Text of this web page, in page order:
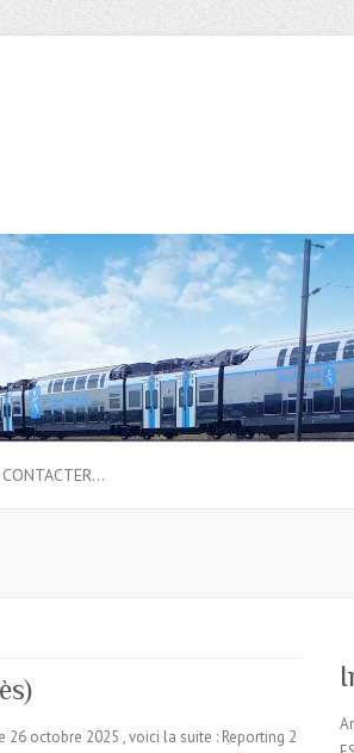
octobre 2025 , voici la suite : Reporting 2